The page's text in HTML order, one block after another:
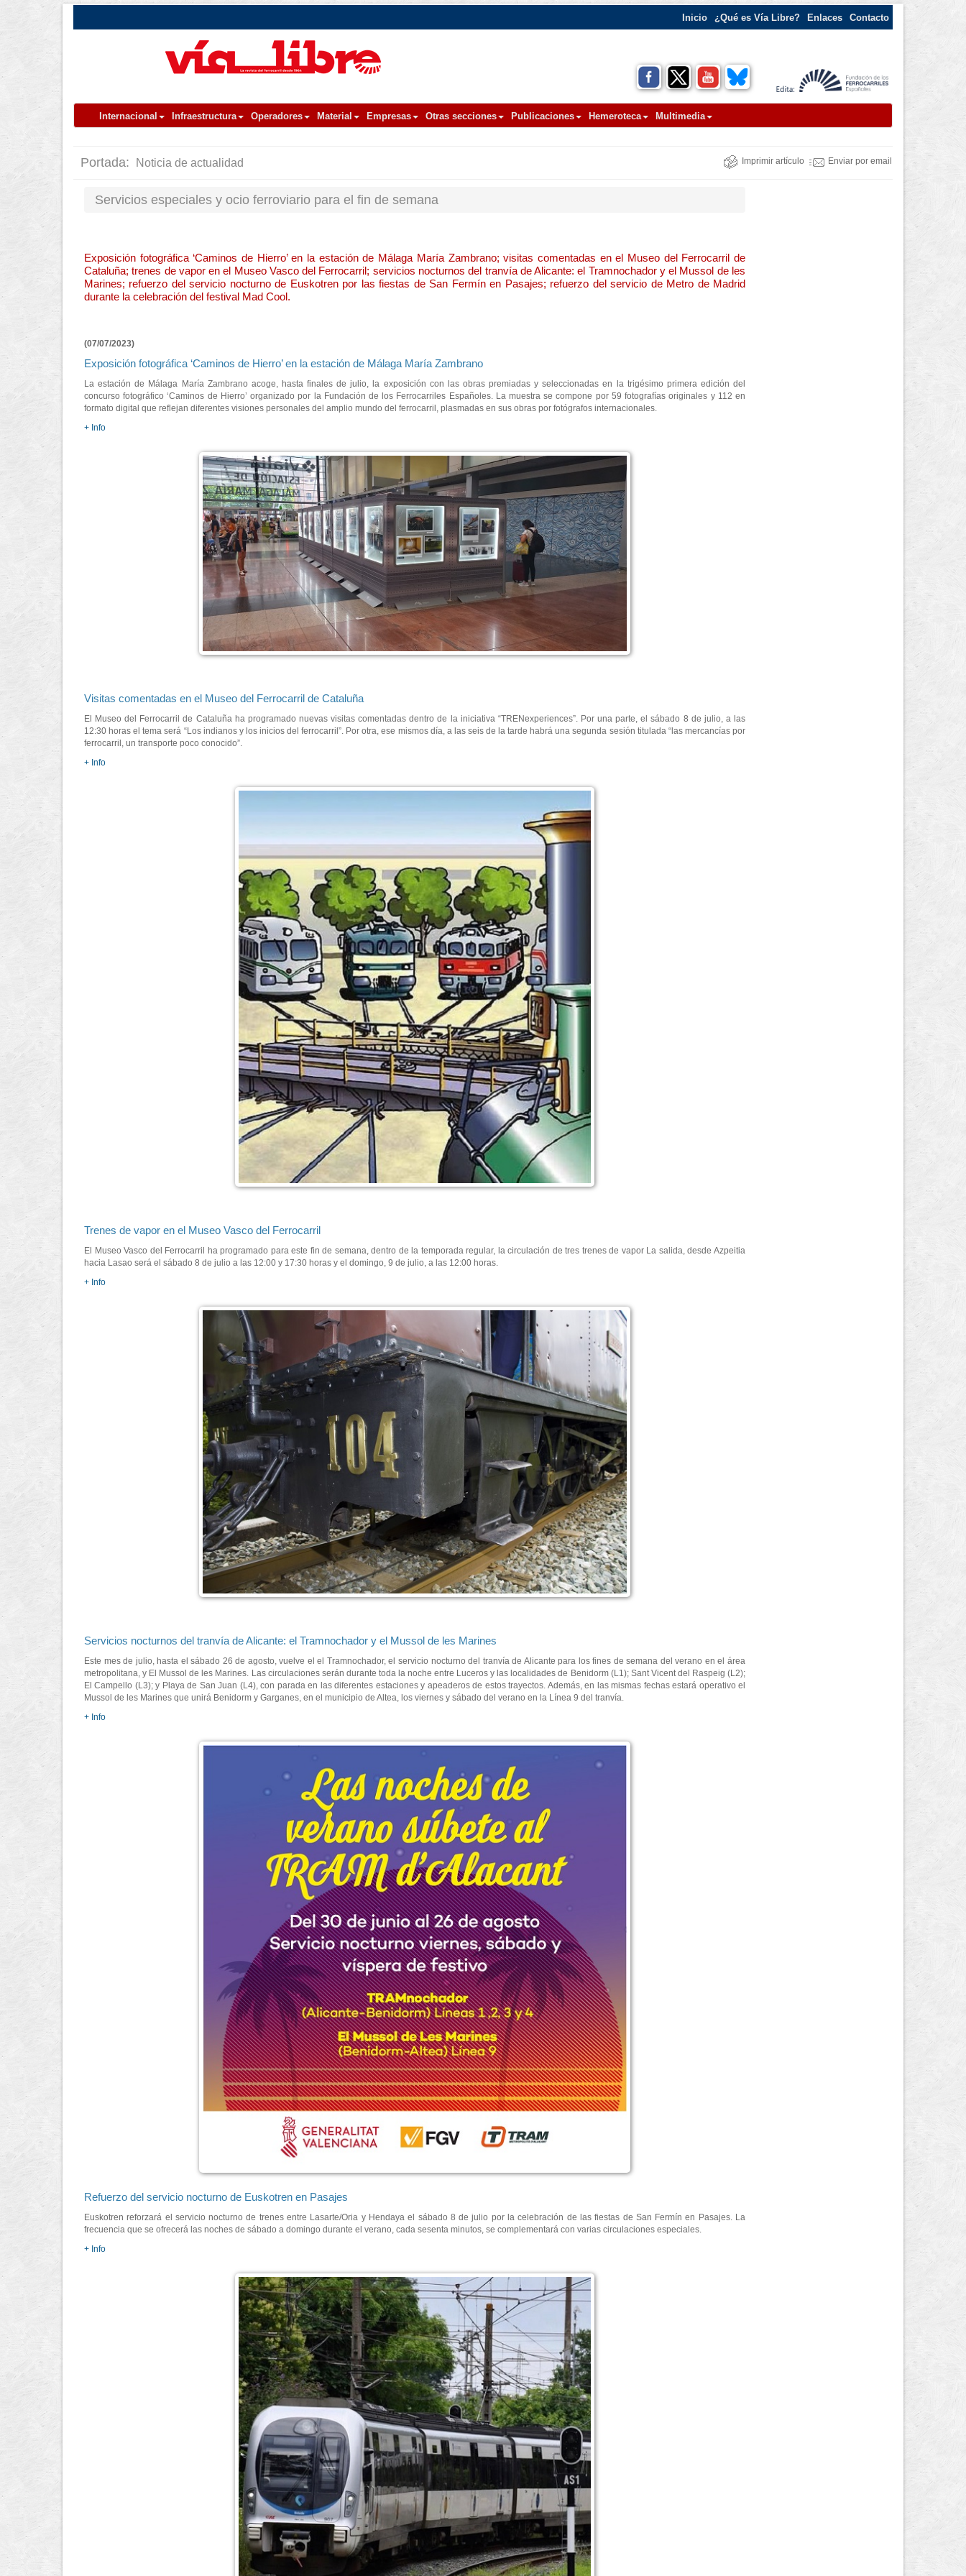
Inicio ¿Qué es Vía Libre? Enlaces Contacto
Internacional Infraestructura Operadores Material Empresas Otras secciones Publicaciones Hemeroteca Multimedia
Portada: Noticia de actualidad Imprimir artículo Enviar por email
Servicios especiales y ocio ferroviario para el fin de semana
Exposición fotográfica ‘Caminos de Hierro’ en la estación de Málaga María Zambrano; visitas comentadas en el Museo del Ferrocarril de
Cataluña; trenes de vapor en el Museo Vasco del Ferrocarril; servicios nocturnos del tranvía de Alicante: el Tramnochador y el Mussol de les
Marines; refuerzo del servicio nocturno de Euskotren por las fiestas de San Fermín en Pasajes; refuerzo del servicio de Metro de Madrid
durante la celebración del festival Mad Cool.
(07/07/2023)
Exposición fotográfica ‘Caminos de Hierro’ en la estación de Málaga María Zambrano
La estación de Málaga María Zambrano acoge, hasta finales de julio, la exposición con las obras premiadas y seleccionadas en la trigésimo primera edición del
concurso fotográfico ‘Caminos de Hierro’ organizado por la Fundación de los Ferrocarriles Españoles. La muestra se compone por 59 fotografías originales y 112 en
formato digital que reflejan diferentes visiones personales del amplio mundo del ferrocarril, plasmadas en sus obras por fotógrafos internacionales.
+ Info
Visitas comentadas en el Museo del Ferrocarril de Cataluña
El Museo del Ferrocarril de Cataluña ha programado nuevas visitas comentadas dentro de la iniciativa “TRENexperiences”. Por una parte, el sábado 8 de julio, a las
12:30 horas el tema será “Los indianos y los inicios del ferrocarril”. Por otra, ese mismos día, a las seis de la tarde habrá una segunda sesión titulada “las mercancías por
ferrocarril, un transporte poco conocido”.
+ Info
Trenes de vapor en el Museo Vasco del Ferrocarril
El Museo Vasco del Ferrocarril ha programado para este fin de semana, dentro de la temporada regular, la circulación de tres trenes de vapor La salida, desde Azpeitia
hacia Lasao será el sábado 8 de julio a las 12:00 y 17:30 horas y el domingo, 9 de julio, a las 12:00 horas.
+ Info
Servicios nocturnos del tranvía de Alicante: el Tramnochador y el Mussol de les Marines
Este mes de julio, hasta el sábado 26 de agosto, vuelve el el Tramnochador, el servicio nocturno del tranvía de Alicante para los fines de semana del verano en el área
metropolitana, y El Mussol de les Marines. Las circulaciones serán durante toda la noche entre Luceros y las localidades de Benidorm (L1); Sant Vicent del Raspeig (L2);
El Campello (L3); y Playa de San Juan (L4), con parada en las diferentes estaciones y apeaderos de estos trayectos. Además, en las mismas fechas estará operativo el
Mussol de les Marines que unirá Benidorm y Garganes, en el municipio de Altea, los viernes y sábado del verano en la Línea 9 del tranvía.
+ Info
Refuerzo del servicio nocturno de Euskotren en Pasajes
Euskotren reforzará el servicio nocturno de trenes entre Lasarte/Oria y Hendaya el sábado 8 de julio por la celebración de las fiestas de San Fermín en Pasajes. La
frecuencia que se ofrecerá las noches de sábado a domingo durante el verano, cada sesenta minutos, se complementará con varias circulaciones especiales.
+ Info